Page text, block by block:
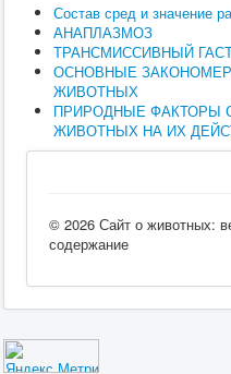
Состав сред и значение
АНАПЛАЗМОЗ
ТРАНСМИССИВНЫЙ
ОСНОВНЫЕ
ЖИВОТНЫХ
ПРИРОДНЫЕ ФАКТОРЫ
ЖИВОТНЫХ НА ИХ
© 2026 Сайт о животных:
содержание